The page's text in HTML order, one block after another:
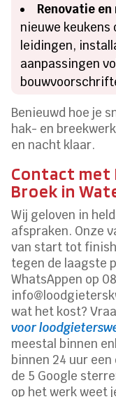
Renovatie
nieuwe keukens
leidingen,
aanpassingen
Benieuwd hoe je
hak- en
en nacht klaar.
Contact met
Broek in
Wij geloven in
afspraken. Onze
van start tot
tegen de laagste
WhatsAppen op
wat het kost?
voor
meestal binnen
binnen 24 uur
de 5 Google
op het werk weet